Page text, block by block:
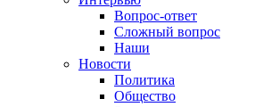
Вопрос-ответ
Сложный вопрос
Наши
Новости
Политика
Общество